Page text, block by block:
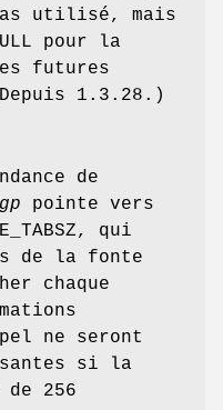
utilisé, mais
pour la
futures
1.3.28.)
de
pointe vers
qui
de la fonte
chaque
ne seront
si la
256